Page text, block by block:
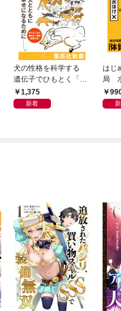
犬の性格を科学する
遺伝子でひもとく「最
良の友」の進化
1,375
新着
はじ
局
ン体